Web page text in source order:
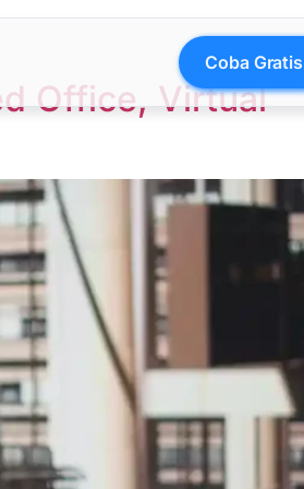
Coba Gratis
Office, Virtual